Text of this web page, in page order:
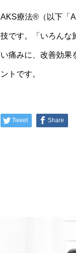
AKS療法®（以下「
技です。「いろんな
い痛みに、改善効果
ントです。
Tweet Share